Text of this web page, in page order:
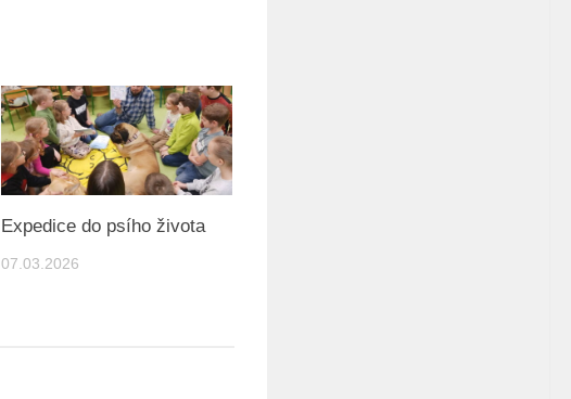
Expedice do psího života
07.03.2026